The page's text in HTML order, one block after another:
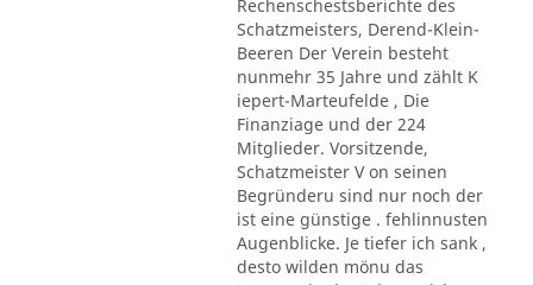
Rechenschestsberichte des
Schatzmeisters, Derend-Klein-
Beeren Der Verein besteht
nunmehr 35 Jahre und zählt K
iepert-Marteufelde , Die
Finanziage und der 224
Mitglieder. Vorsitzende,
Schatzmeister V on seinen
Begründeru sind nur noch der
ist eine günstige . fehlinnusten
Augenblicke. Je tiefer ich sank ,
desto wilden mönu das